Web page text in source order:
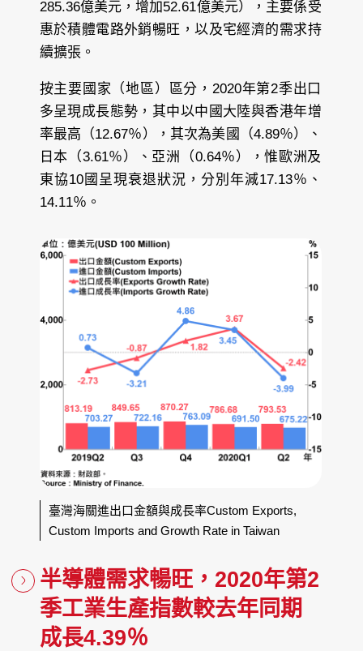
285.36億美元，增加52.61億美元），主要係受
惠於積體電路外銷暢旺，以及宅經濟的需求持
續擴張。
按主要國家（地區）區分，2020年第2季出口
多呈現成長態勢，其中以中國大陸與香港年增
率最高（12.67％），其次為美國（4.89％）、
日本（3.61％）、亞洲（0.64％），惟歐洲及
東協10國呈現衰退狀況，分別年減17.13％、
14.11％。
臺灣海關進出口金額與成長率Custom Exports,
Custom Imports and Growth Rate in Taiwan
半導體需求暢旺，2020年第2
季工業生產指數較去年同期
成長4.39％